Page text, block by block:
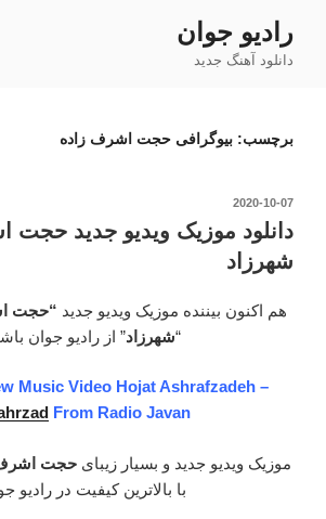
محتوا
رادیو جوان
دانلود آهنگ جدید
برچسب: بیوگرافی حجت اشرف زاده
نوشته‌شده
2020-10-07
دانلود موزیک ویدیو جدید حجت
شهرزاد
هم اکنون بیننده موزیک ویدیو جدید “حجت
“شهرزاد” از رادیو جوان
Music Video Hojat Ashrafzadeh –
From Radio Javan
موزیک ویدیو جدید و بسیار زیبای حجت اشرف
با بالاترین کیفیت در رادیو